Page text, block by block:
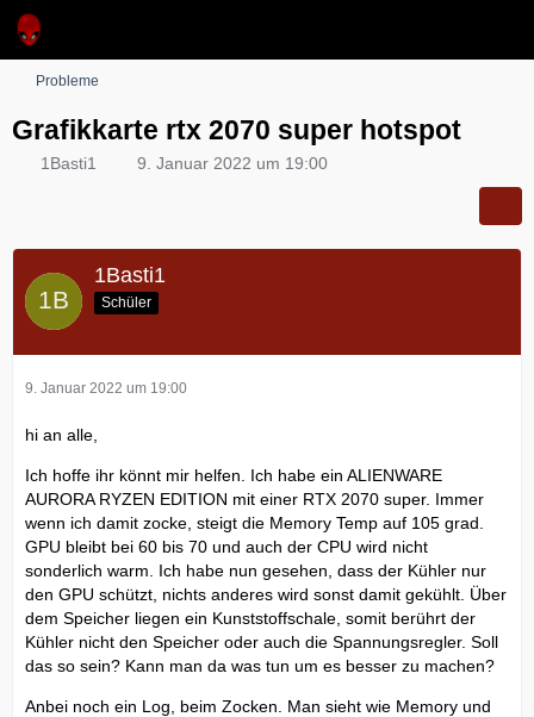
Probleme
Grafikkarte rtx 2070 super hotspot
1Basti1 9. Januar 2022 um 19:00
1Basti1
Schüler
9. Januar 2022 um 19:00
hi an alle,
Ich hoffe ihr könnt mir helfen. Ich habe ein ALIENWARE
AURORA RYZEN EDITION mit einer RTX 2070 super. Immer
wenn ich damit zocke, steigt die Memory Temp auf 105 grad.
GPU bleibt bei 60 bis 70 und auch der CPU wird nicht
sonderlich warm. Ich habe nun gesehen, dass der Kühler nur
den GPU schützt, nichts anderes wird sonst damit gekühlt. Über
dem Speicher liegen ein Kunststoffschale, somit berührt der
Kühler nicht den Speicher oder auch die Spannungsregler. Soll
das so sein? Kann man da was tun um es besser zu machen?
Anbei noch ein Log, beim Zocken. Man sieht wie Memory und